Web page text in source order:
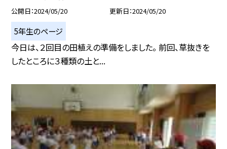
公開日 2024/05/20 更新日 2024/05/20
5年生のページ
今日は、２回目の田植えの準備をしました。 前回、草抜きを
したところに３種類の土と...